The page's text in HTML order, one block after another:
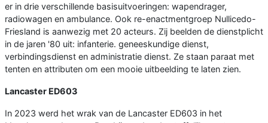
er in drie verschillende basisuitvoeringen: wapendrager,
radiowagen en ambulance. Ook re-enactmentgroep Nullicedo-
Friesland is aanwezig met 20 acteurs. Zij beelden de dienstplicht
in de jaren '80 uit: infanterie. geneeskundige dienst,
verbindingsdienst en administratie dienst. Ze staan paraat met
tenten en attributen om een mooie uitbeelding te laten zien.
Lancaster ED603
In 2023 werd het wrak van de Lancaster ED603 in het